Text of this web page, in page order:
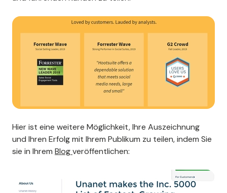
Hier ist eine weitere Möglichkeit, Ihre Auszeichnung
und Ihren Erfolg mit Ihrem Publikum zu teilen, indem Sie
sie in Ihrem Blogveröffentlichen: